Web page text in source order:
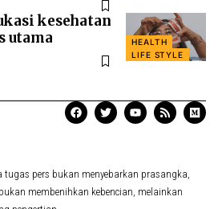
HEALTH
LIFE STYLE
kesehatan
utama
tugas pers bukan menyebarkan prasangka,
membenihkan kebencian, melainkan